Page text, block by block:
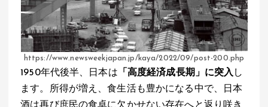
https://www.newsweekjapan.jp/kaya/2022/09/post-200.php
1950年代後半、日本は 「高度経済成長期」に突入 し
ます。所得が増え、食生活も豊かになる中で、日本